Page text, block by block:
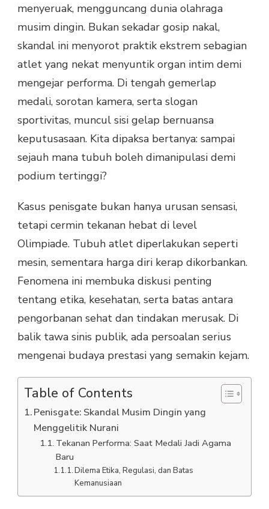
menyeruak, mengguncang dunia olahraga
musim dingin. Bukan sekadar gosip nakal,
skandal ini menyorot praktik ekstrem sebagian
atlet yang nekat menyuntik organ intim demi
mengejar performa. Di tengah gemerlap
medali, sorotan kamera, serta slogan
sportivitas, muncul sisi gelap bernuansa
keputusasaan. Kita dipaksa bertanya: sampai
sejauh mana tubuh boleh dimanipulasi demi
podium tertinggi?
Kasus penisgate bukan hanya urusan sensasi,
tetapi cermin tekanan hebat di level
Olimpiade. Tubuh atlet diperlakukan seperti
mesin, sementara harga diri kerap dikorbankan.
Fenomena ini membuka diskusi penting
tentang etika, kesehatan, serta batas antara
pengorbanan sehat dan tindakan merusak. Di
balik tawa sinis publik, ada persoalan serius
mengenai budaya prestasi yang semakin kejam.
Table of Contents
Penisgate: Skandal Musim Dingin yang
Menggelitik Nurani
Tekanan Performa: Saat Medali Jadi Agama
Baru
Dilema Etika, Regulasi, dan Batas
Kemanusiaan